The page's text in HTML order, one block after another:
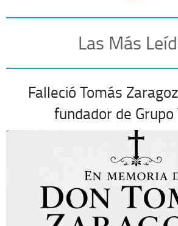
Las Más
Falleció Tomás
fundador de Grupo